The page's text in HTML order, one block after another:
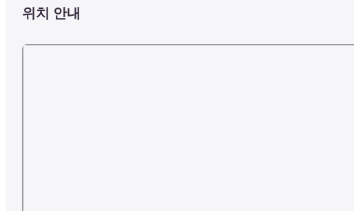
위치 안내